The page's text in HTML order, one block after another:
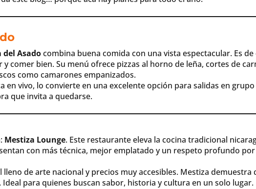
del Asadocombina buena comida con una vista espectacular. Es de
comer bien. Su menú ofrece pizzas al horno de leña, cortes de
como camarones empanizados.
en vivo, lo convierte en una excelente opción para salidas en
que invita a quedarse.
Mestiza Lounge. Este restaurante eleva la cocina tradicional
con más técnica, mejor emplatado y un respeto profundo
de arte nacional y precios muy accesibles. Mestiza demuestra
. Ideal para quienes buscan sabor, historia y cultura en un solo lugar.